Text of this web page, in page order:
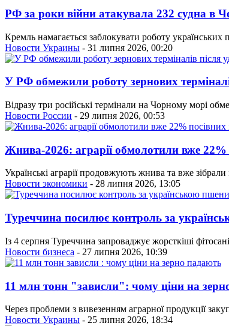
РФ за роки війни атакувала 232 судна в
Кремль намагається заблокувати роботу
Новости Украины - 31 липня 2026, 00:20
У РФ обмежили роботу зернових
Відразу три російські термінали на Чорному морі
Новости России - 29 липня 2026, 00:53
Жнива-2026: аграрії обмолотили вже
Українські аграрії продовжують жнива та вже
Новости экономики - 28 липня 2026, 13:05
Туреччина посилює контроль за
Із 4 серпня Туреччина запроваджує жорсткіші
Новости бизнеса - 27 липня 2026, 10:39
11 млн тонн "зависли": чому ціни на
Через проблеми з вивезенням аграрної продукції
Новости Украины - 25 липня 2026, 18:34